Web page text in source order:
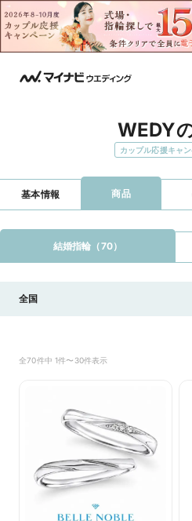
WEDY
カップル応援キャ
基本情報 商品
結婚指輪（70）
全国
全70件中 1件〜30件表示